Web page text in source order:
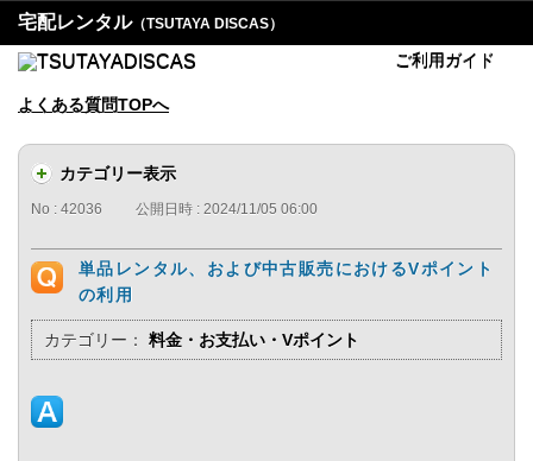
宅配レンタル（TSUTAYA DISCAS）
ご利用ガイド
よくある質問TOPへ
カテゴリー表示
No : 42036 公開日時 : 2024/11/05 06:00
単品レンタル、および中古販売におけるVポイント
の利用
カテゴリー： 料金・お支払い・Vポイント